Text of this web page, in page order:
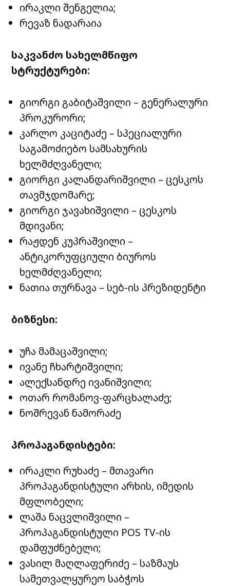
ირაკლი შენგელია;
რევაზ ნადარაია
საკვანძო სახელმწიფო
სტრუქტურები:
გიორგი გაბიტაშვილი – გენერალური
პროკურორი;
კარლო კაციტაძე – სპეციალური
საგამოძიებო სამსახურის
ხელმძღვანელი;
გიორგი კალანდარიშვილი – ცესკოს
თავმჯდომარე;
გიორგი ჯავახიშვილი – ცესკოს
მდივანი;
რაჟდენ კუპრაშვილი –
ანტიკორუფციული ბიუროს
ხელმძღვანელი;
ნათია თურნავა – სებ-ის პრეზიდენტი
ბიზნესი:
უჩა მამაცაშვილი;
ივანე ჩხარტიშვილი;
ალექსანდრე ივანიშვილი;
ოთარ რომანოვ-ფარცხალაძე;
ნოშრევან ნამორაძე
პროპაგანდისტები:
ირაკლი რუხაძე – მთავარი
პროპაგანდისტული არხის, იმედის
მფლობელი;
ლაშა ნაცვლიშვილი –
პროპაგანდისტული POS TV-ის
დამფუძნებელი;
ვასილ მაღლაფერიძე – საზმაუს
სამეთვალყურეო საბჭოს